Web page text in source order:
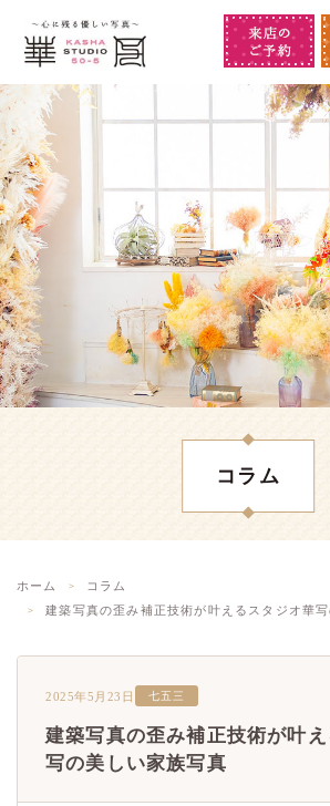
コラム
ホーム
コラム
建築写真の歪み補正技術が叶えるスタジオ華
2025年5月23日 七五三
建築写真の歪み補正技術が叶
写の美しい家族写真